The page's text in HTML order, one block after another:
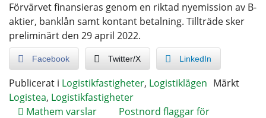
Förvärvet finansieras genom en riktad nyemission av B-
aktier, banklån samt kontant betalning. Tillträde sker
preliminärt den 29 april 2022.
Facebook Twitter/X LinkedIn
Publicerat i Logistikfastigheter, Logistiklägen Märkt
Logistea, Logistikfastigheter
Mathem varslar
Postnord flaggar för